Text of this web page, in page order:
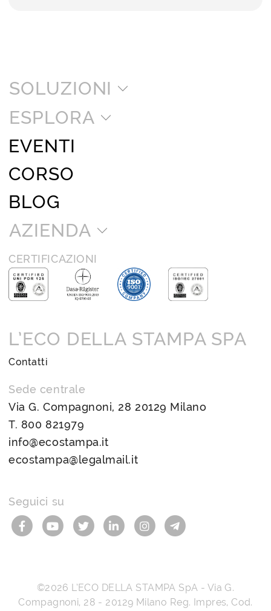
SOLUZIONI
ESPLORA
EVENTI
CORSO
BLOG
AZIENDA
CERTIFICAZIONI
L’ECO DELLA STAMPA SPA
Contatti
Sede centrale
Via G. Compagnoni, 28 20129 Milano
T. 800 821979
info@ecostampa.it
ecostampa@legalmail.it
Seguici su
©2026 L’ECO DELLA STAMPA SpA - Via G.
Compagnoni, 28 - 20129 Milano Reg. Impres, Cod.